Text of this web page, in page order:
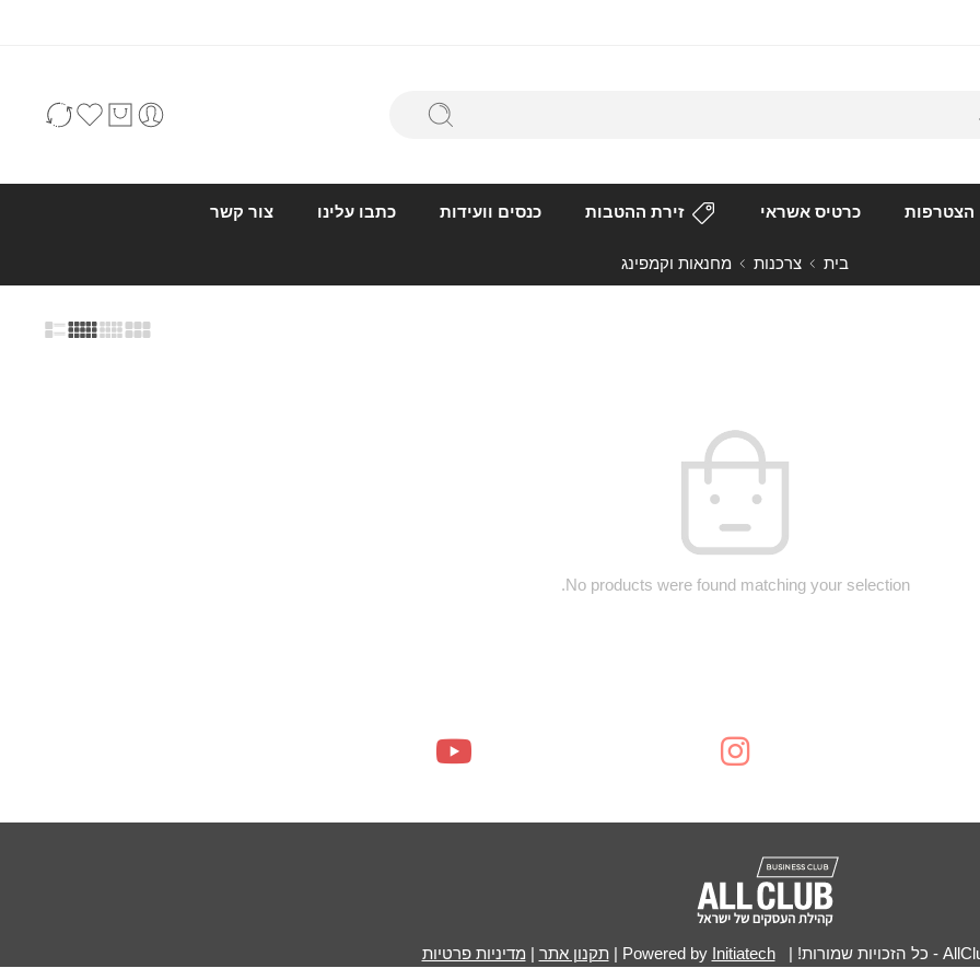
הצטרפות כרטיס אשראי זירת ההטבות כנסים וועידות כתבו עלינו צור קשר
בית צרכנות מחנאות וקמפינג
No products were found matching your selection.
Initiatech
|תקנון אתר מדיניות פרטיות